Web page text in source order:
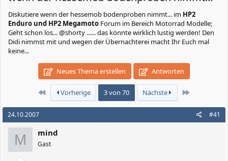
Diskutierewenn der hessemob bodenproben nimmt... im HP2
Enduro und HP2 Megamoto Forum im Bereich Motorrad Modelle;
Geht schon los... @shorty ...... das könnte wirklich lustig werden! Den
Didi nimmst mit und wegen der Übernachterei macht Ihr Euch mal
keine...
Neues Thema erstellen Antworten
ErsteVorherige 3 von 70 Nächste Letzte
24.10.2007 #41
M mind
Gast